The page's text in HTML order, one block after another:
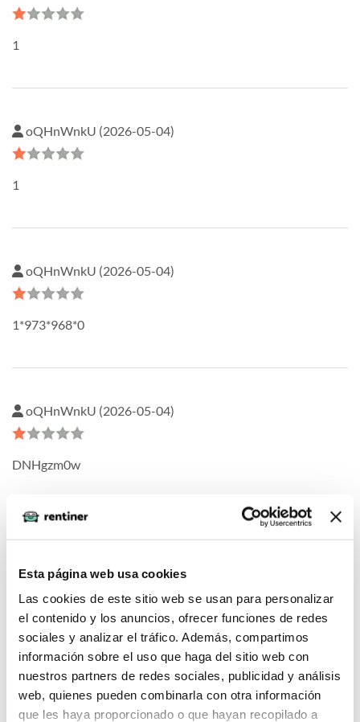
Esta página web usa cookies
Las cookies de este sitio web se usan para personalizar
el contenido y los anuncios, ofrecer funciones de redes
sociales y analizar el tráfico. Además, compartimos
información sobre el uso que haga del sitio web con
nuestros partners de redes sociales, publicidad y análisis
web, quienes pueden combinarla con otra información
que les haya proporcionado o que hayan recopilado a
1
oQHnWnkU (2026-05-04)
1
oQHnWnkU (2026-05-04)
1*973*968*0
oQHnWnkU (2026-05-04)
DNHgzm0w
oQHnWnkU (2026-05-04)